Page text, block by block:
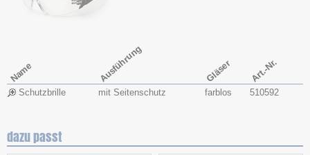
Name Ausführung Gläser Art.-Nr.
Schutzbrille mit Seitenschutz farblos 510592
dazu passt